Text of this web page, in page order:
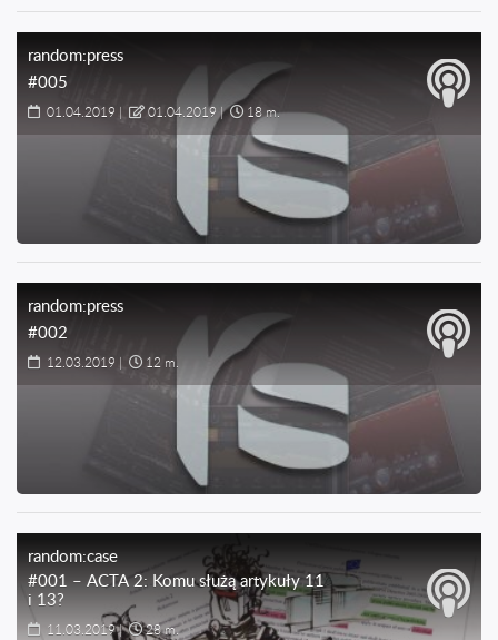
random:press
#005
01.04.2019 | 01.04.2019 | 18 m.
random:press
#002
12.03.2019 | 12 m.
random:case
#001 – ACTA 2: Komu służą artykuły 11
i 13?
11.03.2019| 28 m.